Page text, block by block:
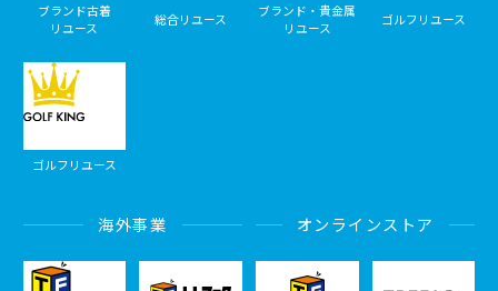
ブランド古着
リユース
総合リユース
ブランド・貴金属
リユース
ゴルフリユース
ゴルフリユース
海外事業 オンラインストア